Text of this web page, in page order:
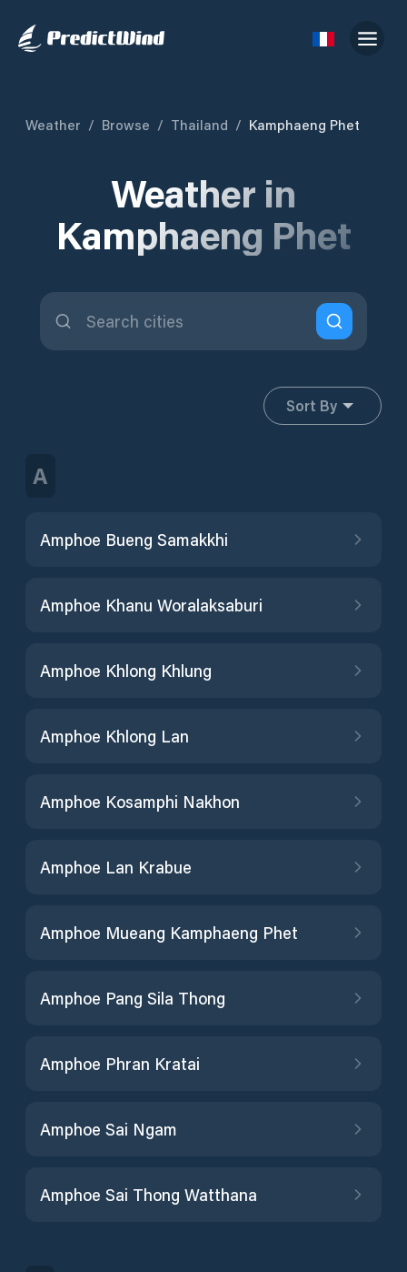
Weather / Browse / Thailand / Kamphaeng Phet
Weather in
Kamphaeng Phet
Sort By
A
Amphoe Bueng Samakkhi
Amphoe Khanu Woralaksaburi
Amphoe Khlong Khlung
Amphoe Khlong Lan
Amphoe Kosamphi Nakhon
Amphoe Lan Krabue
Amphoe Mueang Kamphaeng Phet
Amphoe Pang Sila Thong
Amphoe Phran Kratai
Amphoe Sai Ngam
Amphoe Sai Thong Watthana